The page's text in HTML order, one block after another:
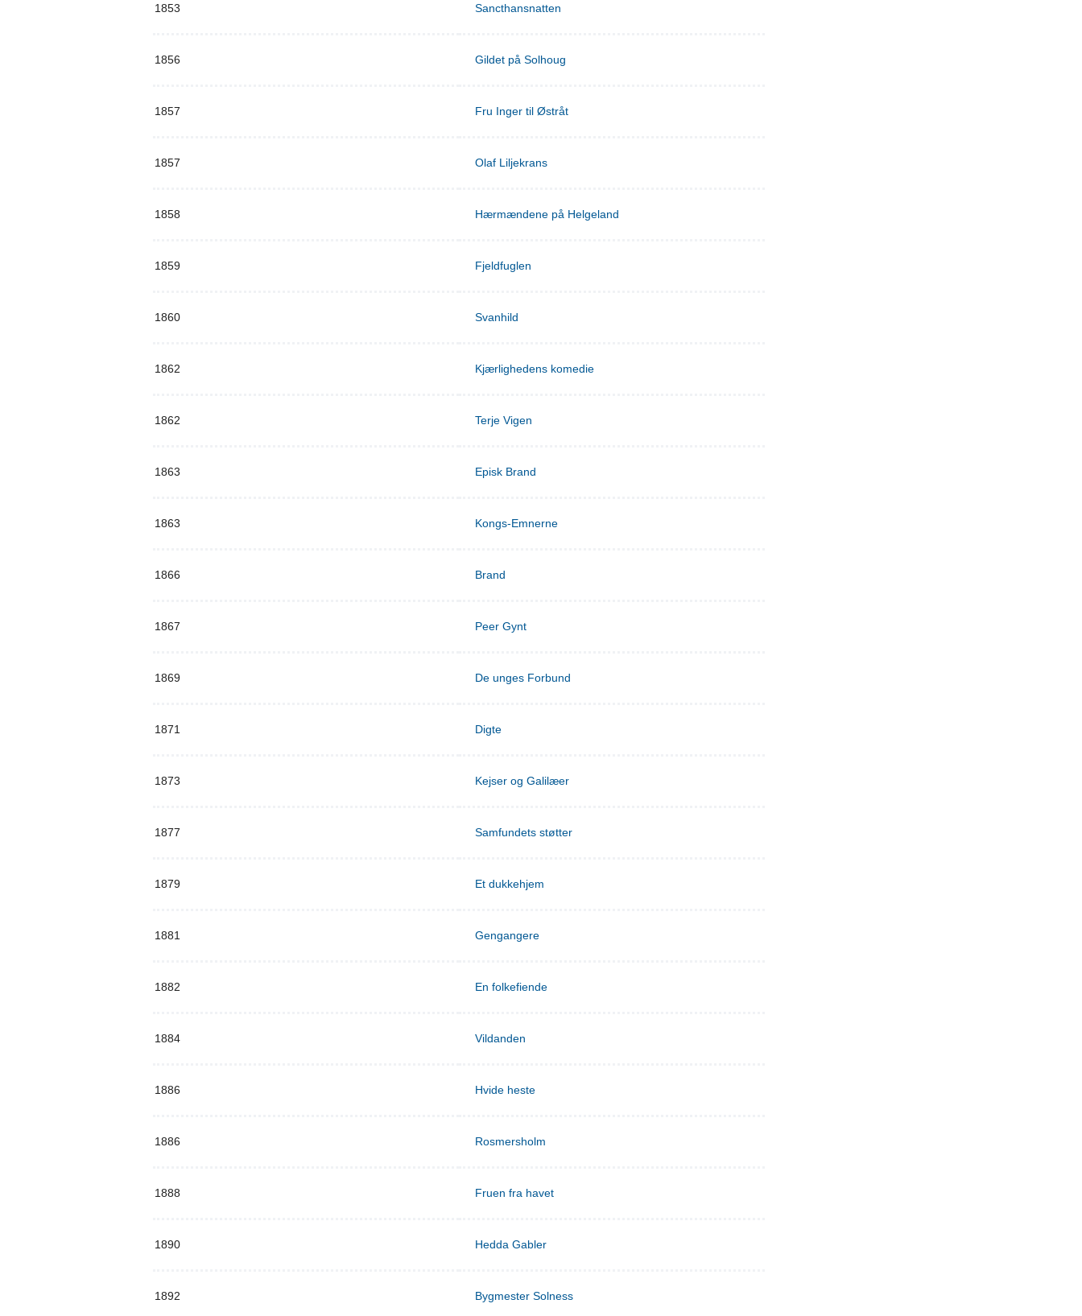
1853 Sancthansnatten
1856 Gildet på Solhoug
1857 Fru Inger til Østråt
1857 Olaf Liljekrans
1858 Hærmændene på Helgeland
1859 Fjeldfuglen
1860 Svanhild
1862 Kjærlighedens komedie
1862 Terje Vigen
1863 Episk Brand
1863 Kongs-Emnerne
1866 Brand
1867 Peer Gynt
1869 De unges Forbund
1871 Digte
1873 Kejser og Galilæer
1877 Samfundets støtter
1879 Et dukkehjem
1881 Gengangere
1882 En folkefiende
1884 Vildanden
1886 Hvide heste
1886 Rosmersholm
1888 Fruen fra havet
1890 Hedda Gabler
1892 Bygmester Solness